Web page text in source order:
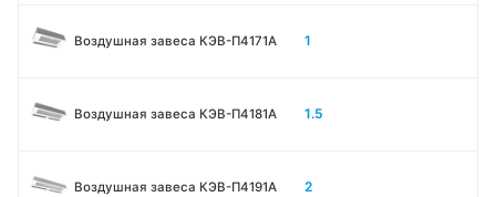
Воздушная завеса КЭВ-П4171A 1
Воздушная завеса КЭВ-П4181A 1.5
Воздушная завеса КЭВ-П4191A 2